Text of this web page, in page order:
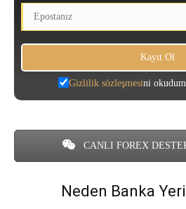
Gizlilik sözleşmesini
CANLI FOREX
Neden Banka